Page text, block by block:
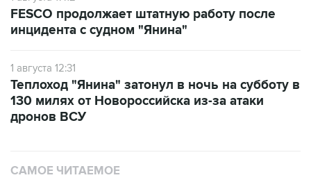
FESCO продолжает штатную работу после
инцидента с судном "Янина"
1 августа 12:31
Теплоход "Янина" затонул в ночь на субботу в
130 милях от Новороссийска из-за атаки
дронов ВСУ
САМОЕ ЧИТАЕМОЕ